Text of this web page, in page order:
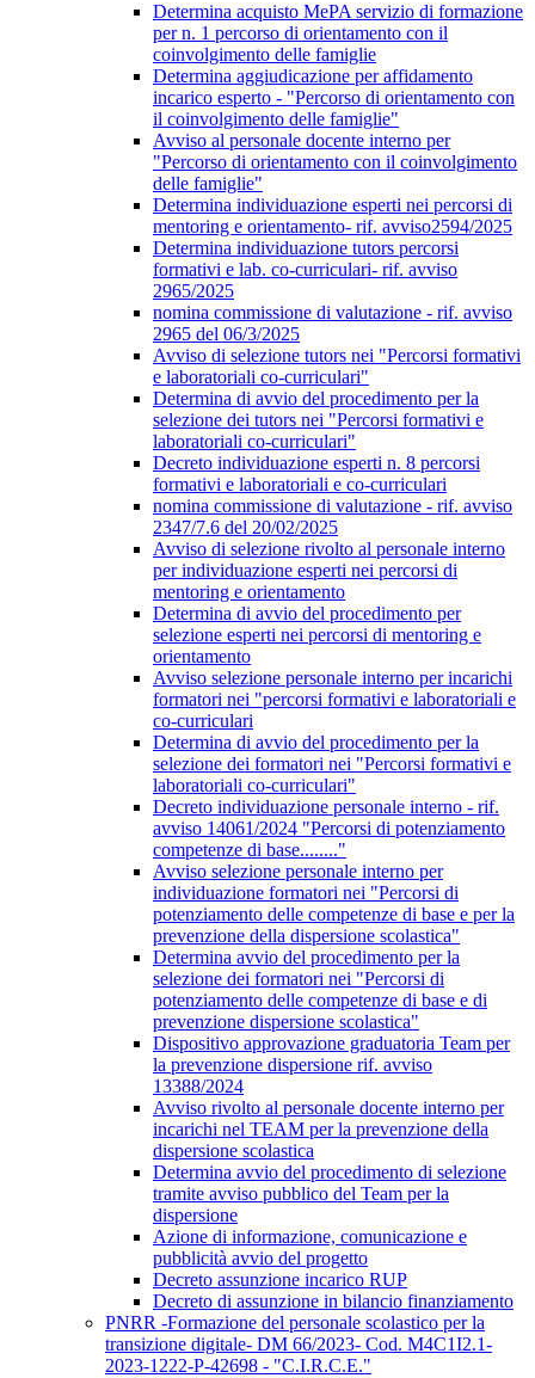
Determina acquisto MePA servizio di formazione
per n. 1 percorso di orientamento con il
coinvolgimento delle famiglie
Determina aggiudicazione per affidamento
incarico esperto - "Percorso di orientamento con
il coinvolgimento delle famiglie"
Avviso al personale docente interno per
"Percorso di orientamento con il coinvolgimento
delle famiglie"
Determina individuazione esperti nei percorsi di
mentoring e orientamento- rif. avviso2594/2025
Determina individuazione tutors percorsi
formativi e lab. co-curriculari- rif. avviso
2965/2025
nomina commissione di valutazione - rif. avviso
2965 del 06/3/2025
Avviso di selezione tutors nei "Percorsi formativi
e laboratoriali co-curriculari"
Determina di avvio del procedimento per la
selezione dei tutors nei "Percorsi formativi e
laboratoriali co-curriculari"
Decreto individuazione esperti n. 8 percorsi
formativi e laboratoriali e co-curriculari
nomina commissione di valutazione - rif. avviso
2347/7.6 del 20/02/2025
Avviso di selezione rivolto al personale interno
per individuazione esperti nei percorsi di
mentoring e orientamento
Determina di avvio del procedimento per
selezione esperti nei percorsi di mentoring e
orientamento
Avviso selezione personale interno per incarichi
formatori nei "percorsi formativi e laboratoriali e
co-curriculari
Determina di avvio del procedimento per la
selezione dei formatori nei "Percorsi formativi e
laboratoriali co-curriculari"
Decreto individuazione personale interno - rif.
avviso 14061/2024 "Percorsi di potenziamento
competenze di base........"
Avviso selezione personale interno per
individuazione formatori nei "Percorsi di
potenziamento delle competenze di base e per la
prevenzione della dispersione scolastica"
Determina avvio del procedimento per la
selezione dei formatori nei "Percorsi di
potenziamento delle competenze di base e di
prevenzione dispersione scolastica"
Dispositivo approvazione graduatoria Team per
la prevenzione dispersione rif. avviso
13388/2024
Avviso rivolto al personale docente interno per
incarichi nel TEAM per la prevenzione della
dispersione scolastica
Determina avvio del procedimento di selezione
tramite avviso pubblico del Team per la
dispersione
Azione di informazione, comunicazione e
pubblicità avvio del progetto
Decreto assunzione incarico RUP
Decreto di assunzione in bilancio finanziamento
PNRR -Formazione del personale scolastico per la
transizione digitale- DM 66/2023- Cod. M4C1I2.1-
2023-1222-P-42698 - "C.I.R.C.E."